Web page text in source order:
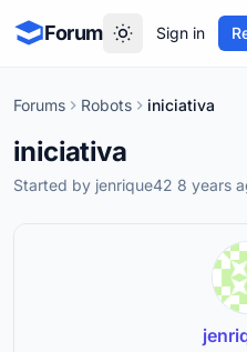
Forum Sign in
Forums Robots iniciativa
iniciativa
Started by jenrique42 8 years